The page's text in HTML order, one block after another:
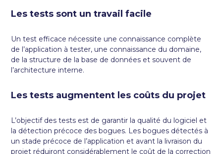
Les tests sont un travail facile
Un test efficace nécessite une connaissance complète
de l’application à tester, une connaissance du domaine,
de la structure de la base de données et souvent de
l’architecture interne.
Les tests augmentent les coûts du projet
L’objectif des tests est de garantir la qualité du logiciel et
la détection précoce des bogues. Les bogues détectés à
un stade précoce de l’application et avant la livraison du
projet réduiront considérablement le coût de la correction